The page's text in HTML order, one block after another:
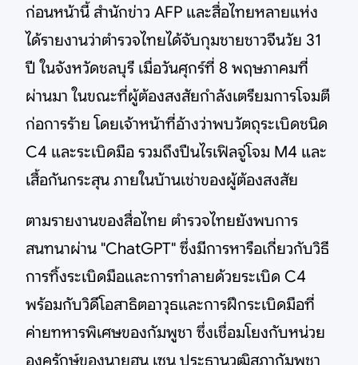
ก่อนหน้านี้ สำนักข่าว AFP และสื่อไทยหลายแห่ง
ได้รายงานว่าตำรวจไทยได้จับกุมชายชาวจีนวัย 31
ปี ในจังหวัดชลบุรี เมื่อวันศุกร์ที่ 8 พฤษภาคมที่
ผ่านมา ในขณะที่ผู้ต้องสงสัยกำลังเตรียมการโจมตี
ก่อการร้าย โดยเจ้าหน้าที่อ้างว่าพบวัตถุระเบิดชนิด
C4 และระเบิดมือ รวมถึงปืนไรเฟิลจู่โจม M4 และ
เสื้อกันกระสุน ภายในบ้านเช่าของผู้ต้องสงสัย
ตามรายงานของสื่อไทย ตำรวจไทยยังพบการ
สนทนาผ่าน "ChatGPT" ซึ่งมีการหารือเกี่ยวกับวิธี
การทิ้งระเบิดมือและการทำลายด้วยระเบิด C4
พร้อมกับวิดีโอสาธิตอาวุธและการฝึกระเบิดมือที่
ค่ายทหารพิเศษของกัมพูชา ซึ่งเชื่อมโยงกับหน่วย
องครักษ์ของนายฮุน เซน ประธานวุฒิสภากัมพูชา